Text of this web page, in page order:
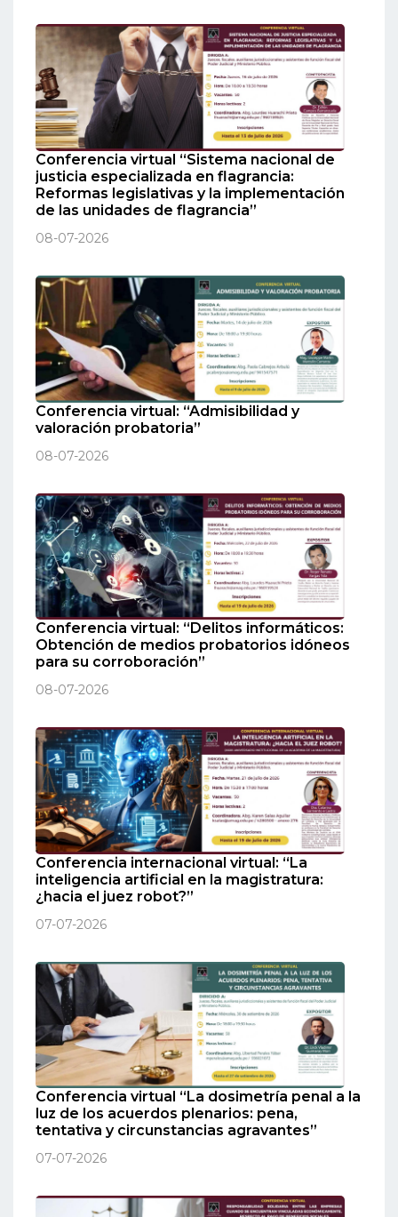
Conferencia virtual “Sistema nacional de
justicia especializada en flagrancia:
Reformas legislativas y la implementación
de las unidades de flagrancia”
08-07-2026
Conferencia virtual: “Admisibilidad y
valoración probatoria”
08-07-2026
Conferencia virtual: “Delitos informáticos:
Obtención de medios probatorios idóneos
para su corroboración”
08-07-2026
Conferencia internacional virtual: “La
inteligencia artificial en la magistratura:
¿hacia el juez robot?”
07-07-2026
Conferencia virtual “La dosimetría penal a la
luz de los acuerdos plenarios: pena,
tentativa y circunstancias agravantes”
07-07-2026